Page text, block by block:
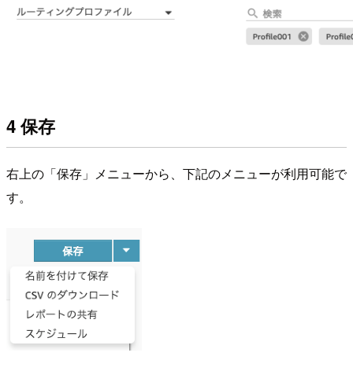
4 保存
右上の「保存」メニューから、下記のメニューが利用可能で
す。